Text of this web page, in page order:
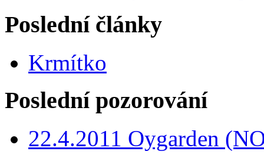
Poslední články
Krmítko
Poslední pozorování
22.4.2011 Oygarden